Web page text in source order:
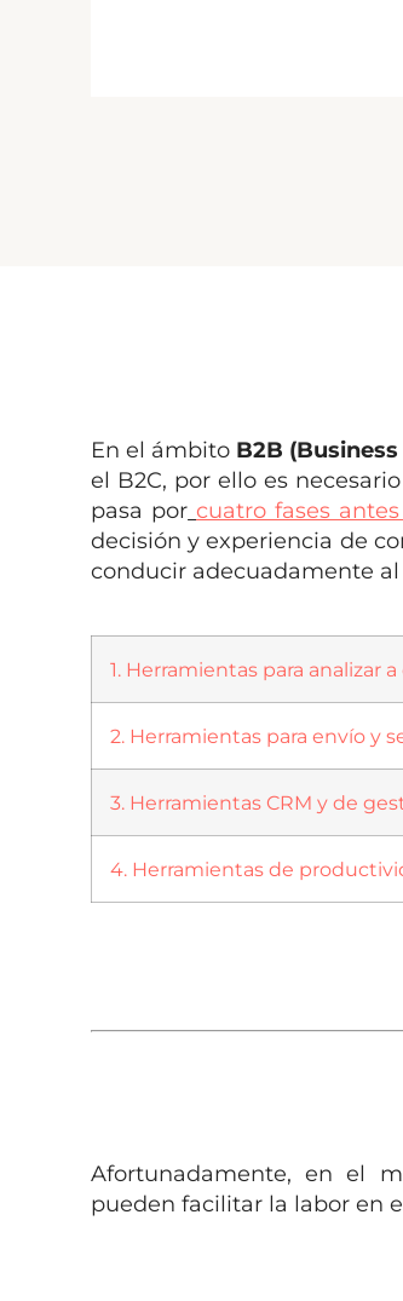
En el ámbito B2B
el B2C, por ello es
pasa por cuatro fases
decisión y experiencia de
conducir adecuadamente
1. Herramientas para analizar
2. Herramientas para envío y
3. Herramientas CRM y de
4. Herramientas de
Afortunadamente, en el
pueden facilitar la labor en